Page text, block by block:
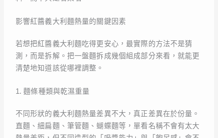
影響紅醬義大利麵熱量的關鍵因素
若想把紅醬義大利麵吃得更安心，最實際的方法不是猜
測，而是拆解。把一盤麵拆成幾個組成部分來看，就能更
清楚地知道該從哪裡調整。
1. 麵條種類與乾濕重量
不同形狀的義大利麵熱量差異不大，真正差異在於份量。
直麵、細扁麵、筆管麵、蝴蝶麵等，單看名稱不會有太大